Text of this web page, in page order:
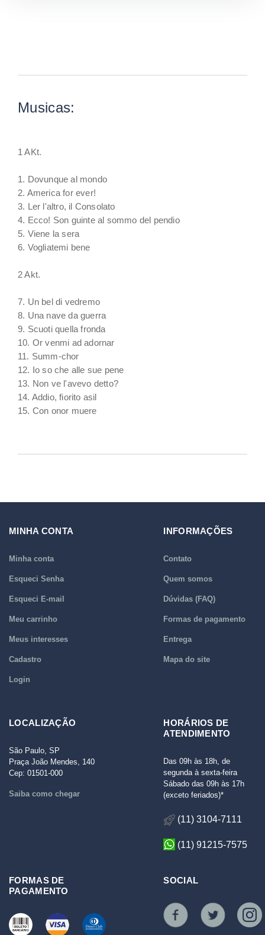
Musicas:
1 AKt.
1. Dovunque al mondo
2. America for ever!
3. Ler l'altro, il Consolato
4. Ecco! Son guinte al sommo del pendio
5. Viene la sera
6. Vogliatemi bene
2 Akt.
7. Un bel di vedremo
8. Una nave da guerra
9. Scuoti quella fronda
10. Or venmi ad adornar
11. Summ-chor
12. Io so che alle sue pene
13. Non ve l'avevo detto?
14. Addio, fiorito asil
15. Con onor muere
MINHA CONTA
Minha conta
Esqueci Senha
Esqueci E-mail
Meu carrinho
Meus interesses
Cadastro
Login
INFORMAÇÕES
Contato
Quem somos
Dúvidas (FAQ)
Formas de pagamento
Entrega
Mapa do site
LOCALIZAÇÃO
São Paulo, SP
Praça João Mendes, 140
Cep: 01501-000
Saiba como chegar
HORÁRIOS DE
ATENDIMENTO
Das 09h às 18h, de
segunda à sexta-feira
Sábado das 09h às 17h
(exceto feriados)*
(11) 3104-7111
(11) 91215-7575
FORMAS DE
PAGAMENTO
SOCIAL